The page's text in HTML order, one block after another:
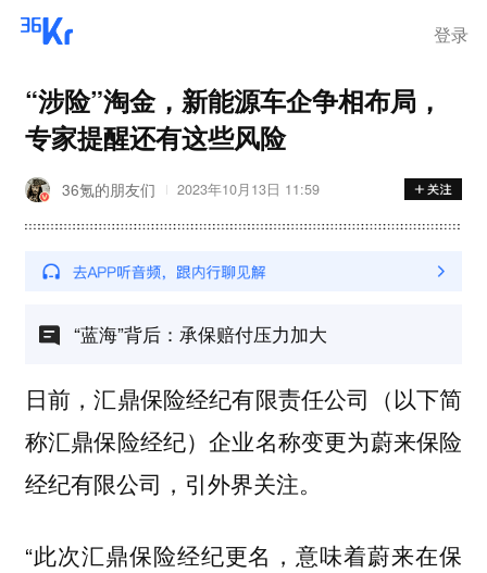
登录
“涉险”淘金，新能源车企争相布局，
专家提醒还有这些风险
36氪的朋友们 2023年10月13日 11:59
“蓝海”背后：承保赔付压力加大
日前，汇鼎保险经纪有限责任公司（以下简
称汇鼎保险经纪）企业名称变更为蔚来保险
经纪有限公司，引外界关注。
“此次汇鼎保险经纪更名，意味着蔚来在保